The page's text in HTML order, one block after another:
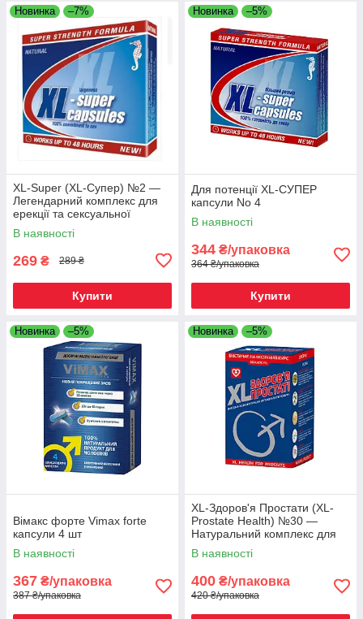
Новинка –7%
XL-Super (XL-Супер) №2 —
Легендарний комплекс для
ерекції та сексуальної
витривалості
В наявності
269 ₴ 289 ₴
Купити
Новинка –5%
Для потенції XL-СУПЕР
капсули No 4
В наявності
344 ₴/упаковка
364 ₴/упаковка
Купити
Новинка –5%
Вімакс форте Vimax forte
капсули 4 шт
В наявності
367 ₴/упаковка
387 ₴/упаковка
Новинка –5%
XL-Здоров'я Простати (XL-
Prostate Health) №30 —
Натуральний комплекс для
чоловічої сили та здоров'я
передміхурової залози
В наявності
400 ₴/упаковка
420 ₴/упаковка